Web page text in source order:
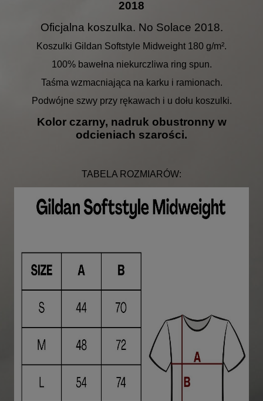
2018
Oficjalna koszulka. No Solace 2018.
Koszulki Gildan Softstyle Midweight 180 g/m².
100% bawełna niekurczliwa ring spun.
Taśma wzmacniająca na karku i ramionach.
Podwójne szwy przy rękawach i u dołu koszulki.
Kolor czarny, nadruk obustronny w
odcieniach szarości.
TABELA ROZMIARÓW: